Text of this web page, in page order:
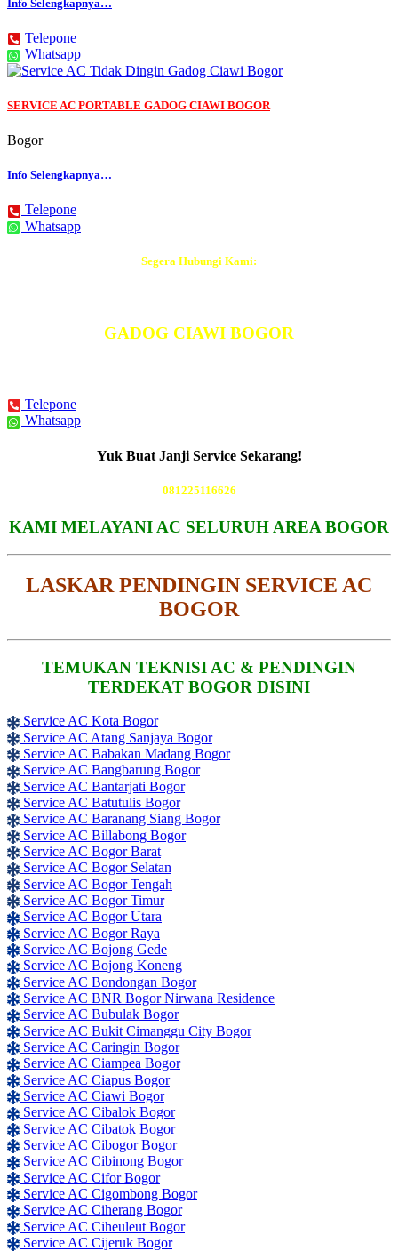
Info Selengkapnya…
Telepone
Whatsapp
SERVICE AC PORTABLE GADOG CIAWI BOGOR
Bogor
Info Selengkapnya…
Telepone
Whatsapp
Segera Hubungi Kami:
GADOG CIAWI BOGOR
Telepone
Whatsapp
Yuk Buat Janji Service Sekarang!
081225116626
KAMI MELAYANI AC SELURUH AREA BOGOR
LASKAR PENDINGIN SERVICE AC
BOGOR
TEMUKAN TEKNISI AC & PENDINGIN
TERDEKAT BOGOR DISINI
Service AC Kota Bogor
Service AC Atang Sanjaya Bogor
Service AC Babakan Madang Bogor
Service AC Bangbarung Bogor
Service AC Bantarjati Bogor
Service AC Batutulis Bogor
Service AC Baranang Siang Bogor
Service AC Billabong Bogor
Service AC Bogor Barat
Service AC Bogor Selatan
Service AC Bogor Tengah
Service AC Bogor Timur
Service AC Bogor Utara
Service AC Bogor Raya
Service AC Bojong Gede
Service AC Bojong Koneng
Service AC Bondongan Bogor
Service AC BNR Bogor Nirwana Residence
Service AC Bubulak Bogor
Service AC Bukit Cimanggu City Bogor
Service AC Caringin Bogor
Service AC Ciampea Bogor
Service AC Ciapus Bogor
Service AC Ciawi Bogor
Service AC Cibalok Bogor
Service AC Cibatok Bogor
Service AC Cibogor Bogor
Service AC Cibinong Bogor
Service AC Cifor Bogor
Service AC Cigombong Bogor
Service AC Ciherang Bogor
Service AC Ciheuleut Bogor
Service AC Cijeruk Bogor